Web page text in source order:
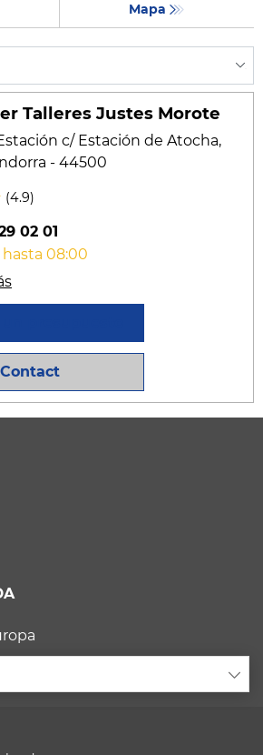
Mapa
Talleres Justes Morote
c/ Estación de Atocha,
- 44500
(4.9)
02 01
08:00
Contact